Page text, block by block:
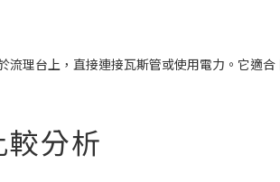
流理台上，直接連接瓦斯管或使用電力。它適合
分析